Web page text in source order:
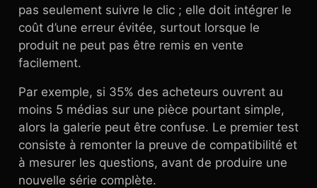
pas seulement suivre le clic ; elle doit intégrer le
coût d’une erreur évitée, surtout lorsque le
produit ne peut pas être remis en vente
facilement.
Par exemple, si 35% des acheteurs ouvrent au
moins 5 médias sur une pièce pourtant simple,
alors la galerie peut être confuse. Le premier test
consiste à remonter la preuve de compatibilité et
à mesurer les questions, avant de produire une
nouvelle série complète.